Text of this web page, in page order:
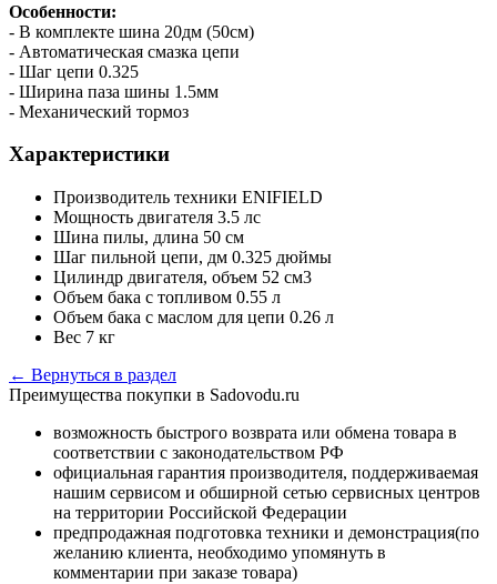
Особенности:
- В комплекте шина 20дм (50см)
- Автоматическая смазка цепи
- Шаг цепи 0.325
- Ширина паза шины 1.5мм
- Механический тормоз
Характеристики
Производитель техники ENIFIELD
Мощность двигателя 3.5 лс
Шина пилы, длина 50 см
Шаг пильной цепи, дм 0.325 дюймы
Цилиндр двигателя, объем 52 см3
Объем бака с топливом 0.55 л
Объем бака с маслом для цепи 0.26 л
Вес 7 кг
← Вернуться в раздел
Преимущества покупки в Sadovodu.ru
возможность быстрого возврата или обмена товара в
соответствии с законодательством РФ
официальная гарантия производителя, поддерживаемая
нашим сервисом и обширной сетью сервисных центров
на территории Российской Федерации
предпродажная подготовка техники и демонстрация(по
желанию клиента, необходимо упомянуть в
комментарии при заказе товара)